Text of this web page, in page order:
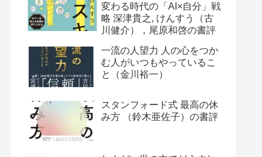
変わる時代の「AI×自分」戦
略 深津貴之, けんすう（古
川健介），尾原和啓の書評
一流の人望力 人の心をつか
む人がいつもやっているこ
と（金川裕一）
スタンフォード式 最高の休
み方 （鈴木亜佐子）の書評